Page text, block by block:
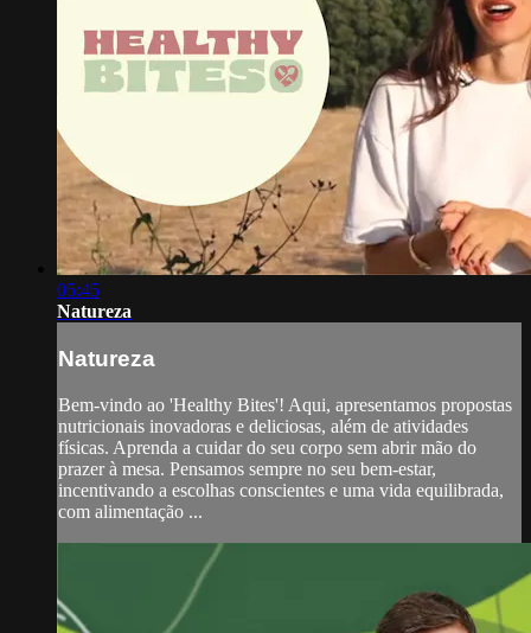
05:45
Natureza
Natureza
Bem-vindo ao 'Healthy Bites'! Aqui, apresentamos propostas
nutricionais inovadoras e deliciosas, além de atividades
físicas. Aprenda a cuidar do seu corpo sem abrir mão do
prazer à mesa. Pensamos sempre no seu bem-estar,
incentivando a escolhas conscientes e uma vida equilibrada,
com alimentação ...